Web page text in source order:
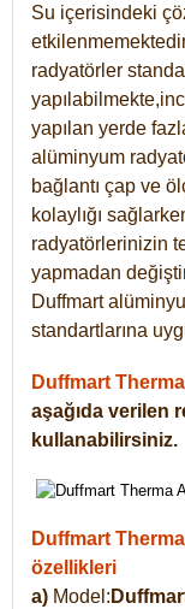
Su içerisindeki
radyatörler
yapılan yerde
alüminyum
bağlantı çap ve
kolaylığı
radyatörlerinizin
yapmadan
Duffmart
standartlarına
Duffmart Therma
aşağıda verilen
kullanabilirsiniz.
Duffmart
özellikleri
a) Model: